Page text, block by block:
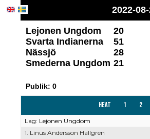
2022-
Lejonen Ungdom
20
Svarta Indianerna
51
Nässjö
28
Smederna Ungdom 21
Publik: 0
Heat 1 2
Lag: Lejonen Ungdom
1. Linus Andersson Hallgren